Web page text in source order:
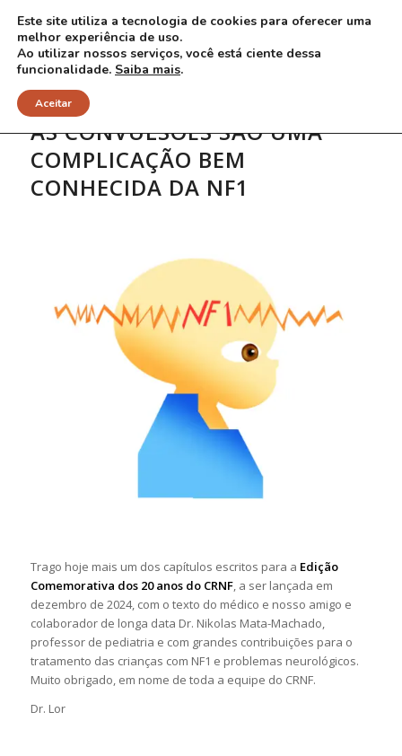
AS CONVULSÕES SÃO UMA
COMPLICAÇÃO BEM
CONHECIDA DA NF1
Trago hoje mais um dos capítulos escritos para a Edição
Comemorativa dos 20 anos do CRNF, a ser lançada em
dezembro de 2024, com o texto do médico e nosso amigo e
colaborador de longa data Dr. Nikolas Mata-Machado,
professor de pediatria e com grandes contribuições para o
tratamento das crianças com NF1 e problemas neurológicos.
Muito obrigado, em nome de toda a equipe do CRNF.
Dr. Lor
Este site utiliza a tecnologia de cookies para oferecer uma
melhor experiência de uso.
Ao utilizar nossos serviços, você está ciente dessa
funcionalidade. Saiba mais.
Aceitar